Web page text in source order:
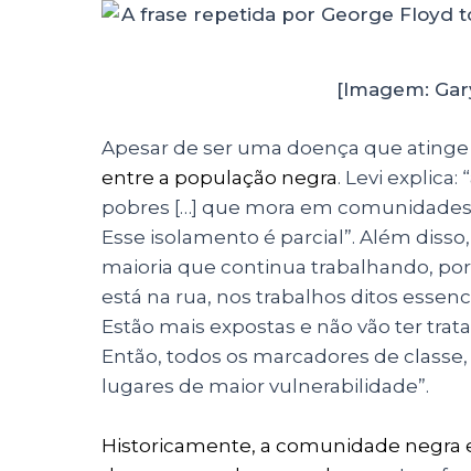
[Imagem:
Apesar de ser uma doença que atinge
entre a população negra. Levi
pobres […] que mora em
Esse isolamento é parcial”. Além
maioria que continua trabalhando,
está na rua, nos trabalhos ditos
Estão mais expostas e não vão ter
Então, todos os marcadores de
lugares de maior vulnerabilidade”.
Historicamente, a comunidade negra